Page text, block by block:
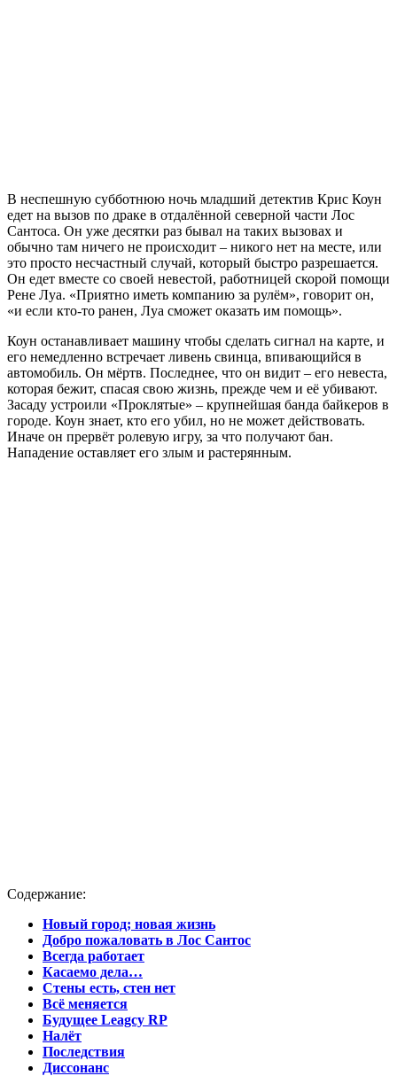
В неспешную субботнюю ночь младший детектив Крис Коун
едет на вызов по драке в отдалённой северной части Лос
Сантоса. Он уже десятки раз бывал на таких вызовах и
обычно там ничего не происходит – никого нет на месте, или
это просто несчастный случай, который быстро разрешается.
Он едет вместе со своей невестой, работницей скорой помощи
Рене Луа. «Приятно иметь компанию за рулём», говорит он,
«и если кто-то ранен, Луа сможет оказать им помощь».
Коун останавливает машину чтобы сделать сигнал на карте, и
его немедленно встречает ливень свинца, впивающийся в
автомобиль. Он мёртв. Последнее, что он видит – его невеста,
которая бежит, спасая свою жизнь, прежде чем и её убивают.
Засаду устроили «Проклятые» – крупнейшая банда байкеров в
городе. Коун знает, кто его убил, но не может действовать.
Иначе он прервёт ролевую игру, за что получают бан.
Нападение оставляет его злым и растерянным.
Содержание:
Новый город; новая жизнь
Добро пожаловать в Лос Сантос
Всегда работает
Касаемо дела…
Стены есть, стен нет
Всё меняется
Будущее Leagcy RP
Налёт
Последствия
Диссонанс